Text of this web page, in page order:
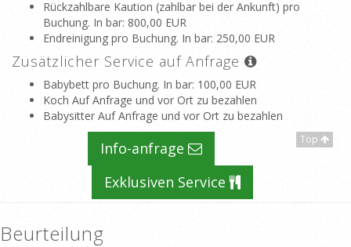
Rückzahlbare Kaution (zahlbar bei der Ankunft) pro
Buchung. In bar: 800,00 EUR
Endreinigung pro Buchung. In bar: 250,00 EUR
Zusätzlicher Service auf Anfrage
Babybett pro Buchung. In bar: 100,00 EUR
Koch Auf Anfrage und vor Ort zu bezahlen
Babysitter Auf Anfrage und vor Ort zu bezahlen
Top
Info-anfrage
Exklusiven Service
Beurteilung